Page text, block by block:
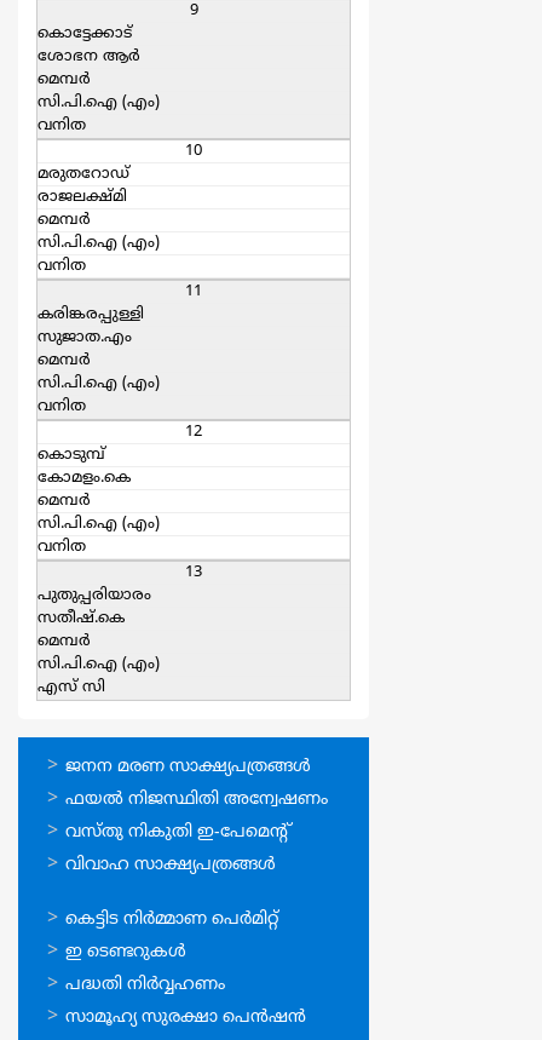
9
കൊട്ടേക്കാട്
ശോഭന ആര്‍
മെമ്പര്‍
സി.പി.ഐ (എം)
വനിത
10
മരുതറോഡ്
രാജലക്ഷ്മി
മെമ്പര്‍
സി.പി.ഐ (എം)
വനിത
11
കരിങ്കരപ്പുള്ളി
സുജാത.എം
മെമ്പര്‍
സി.പി.ഐ (എം)
വനിത
12
കൊടുമ്പ്
കോമളം.കെ
മെമ്പര്‍
സി.പി.ഐ (എം)
വനിത
13
പുതുപ്പരിയാരം
സതീഷ്.കെ
മെമ്പര്‍
സി.പി.ഐ (എം)
എസ്‌ സി
ഓണ്‍ലൈന്‍
സേവനങ്ങള്‍
ജനന മരണ സാക്ഷ്യപത്രങ്ങള്‍
ഫയല്‍ നിജസ്ഥിതി അന്വേഷണം
വസ്തു നികുതി ഇ-പേമെന്റ്
വിവാഹ സാക്ഷ്യപത്രങ്ങള്‍
ഓണ്‍ലൈന്‍
സേവനങ്ങള്‍
കെട്ടിട നിര്‍മ്മാണ പെര്‍മിറ്റ്‌
ഇ ടെണ്ടറുകള്‍
പദ്ധതി നിര്‍വ്വഹണം
സാമൂഹ്യ സുരക്ഷാ പെന്‍ഷന്‍